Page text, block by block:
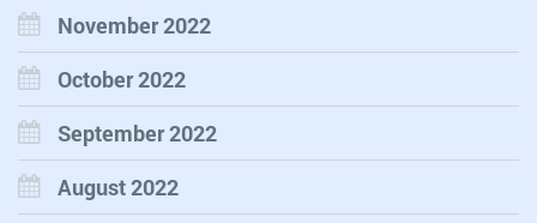
November 2022
October 2022
September 2022
August 2022